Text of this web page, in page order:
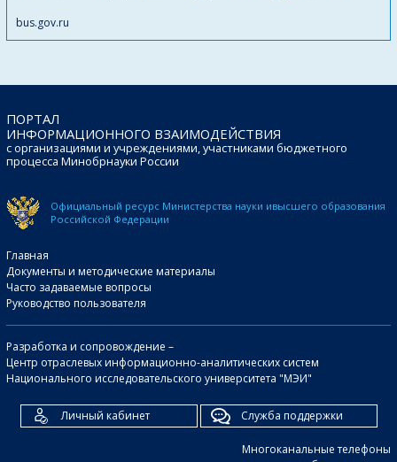
bus.gov.ru
ПОРТАЛ
ИНФОРМАЦИОННОГО ВЗАИМОДЕЙСТВИЯ
с организациями и учреждениями, участниками бюджетного
процесса Минобрнауки России
Официальный ресурс Министерства науки ивысшего образования
Российской Федерации
Главная
Документы и методические материалы
Часто задаваемые вопросы
Руководство пользователя
Разработка и сопровождение –
Центр отраслевых информационно-аналитических систем
Национального исследовательского университета "МЭИ"
Личный кабинет Служба поддержки
Многоканальные телефоны